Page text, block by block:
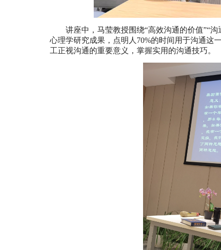
讲座中，马莹教授围绕“高效沟通的价值”“
心理学研究成果，点明人 70%的时间用于沟通这
工正视沟通的重要意义，掌握实用的沟通技巧。